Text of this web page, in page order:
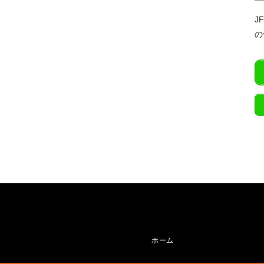
ホーム